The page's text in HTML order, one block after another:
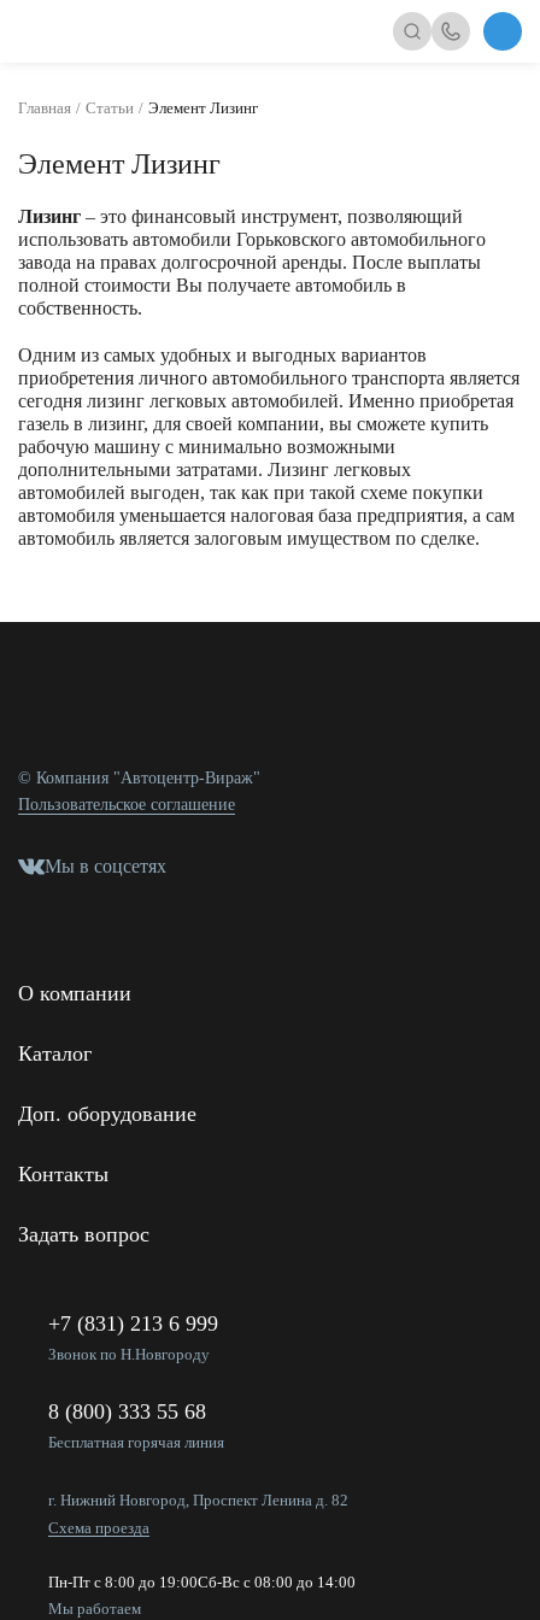
Главная Статьи Элемент Лизинг
Элемент Лизинг
Лизинг – это финансовый инструмент, позволяющий
использовать автомобили Горьковского автомобильного
завода на правах долгосрочной аренды. После выплаты
полной стоимости Вы получаете автомобиль в
собственность.
Одним из самых удобных и выгодных вариантов
приобретения личного автомобильного транспорта является
сегодня лизинг легковых автомобилей. Именно приобретая
газель в лизинг, для своей компании, вы сможете купить
рабочую машину с минимально возможными
дополнительными затратами. Лизинг легковых
автомобилей выгоден, так как при такой схеме покупки
автомобиля уменьшается налоговая база предприятия, а сам
автомобиль является залоговым имуществом по сделке.
© Компания "Автоцентр-Вираж"
Пользовательское соглашение
Мы в соцсетях
О компании
Каталог
Доп. оборудование
Контакты
Задать вопрос
+7 (831) 213 6 999
Звонок по Н.Новгороду
8 (800) 333 55 68
Бесплатная горячая линия
г. Нижний Новгород, Проспект Ленина д. 82
Схема проезда
Пн-Пт с 8:00 до 19:00Сб-Вс с 08:00 до 14:00
Мы работаем